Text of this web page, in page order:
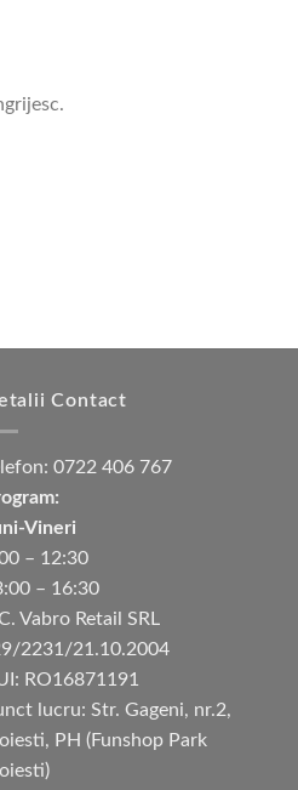
Contact
0722 406 767
Vineri
– 12:30
– 16:30
Vabro Retail SRL
2231/21.10.2004
RO16871191
lucru: Str. Gageni, nr.2,
PH (Funshop Park